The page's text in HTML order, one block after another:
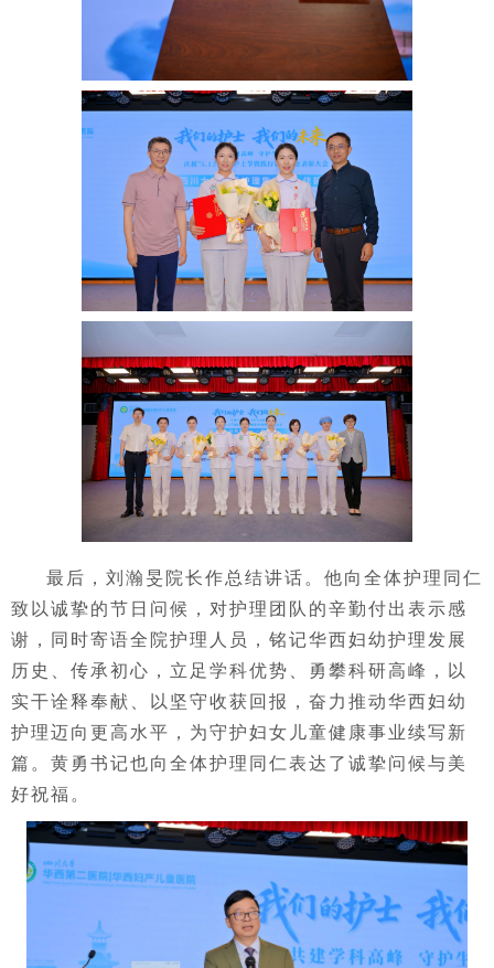
最后，刘瀚旻院长作总结讲话。他向全体护理同仁
致以诚挚的节日问候，对护理团队的辛勤付出表示感
谢，同时寄语全院护理人员，铭记华西妇幼护理发展
历史、传承初心，立足学科优势、勇攀科研高峰，以
实干诠释奉献、以坚守收获回报，奋力推动华西妇幼
护理迈向更高水平，为守护妇女儿童健康事业续写新
篇。黄勇书记也向全体护理同仁表达了诚挚问候与美
好祝福。